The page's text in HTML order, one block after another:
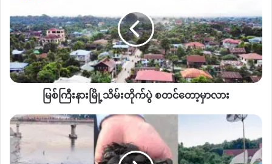
စုဆောင်းတာကို ကျနော်တို့လီဆူတစ်မျိုးသား လုံးအနေနဲ့ ထောက်ခံ
မှုမရှိပါဘူး။ သူ့ရဲ့သစ္စာခံတစ်ချို့ပဲအနည်းအကျဥ်းတော့ထောက်ခံ
ကောင်းထောက်ခံလိမ့် မယ်။ ဘာ့ကြောင်မို့မထောက်ခံဘူးလဲဆိုတာ
တော့ ကျနော်တို့လီဆူလူမျိုးတွေရဲ့ပင်ကိုယ်စရိုက်က ငြိမ်းချမ်းမှု ကို
လိုလားတဲ့ လူမျိုးဖြစ်တယ်။ ဘာသာရေးဘက်မှာအားသန်တယ်။ ဒါ့
ကြောင့်မို့ လီဆူလူမျိုးအနေနဲ့ လုံးဝ ထောက်ခံမှုမရှိဘူးလို့ ကျနော်ရဲရဲ
ပြောနိုင်တာဖြစ်ပါတယ်။
ဦးရွှေမင်းအနေနဲ့ မြန်မာနိုင်ငံလီဆူစစ်တပ်ဖွဲ့စည်းဖို့
အတင်းအဓမ္မ
ထုတ်ပြန်တာဘာ့ကြောင့်လို့ မြင်ပါလဲ?
မြို့
သိမ်းတိုက်
ပွဲ
စတင်
တော့
မှာ
မြစ်ကြီးနားမြို့သိမ်းတိုက်ပွဲ စတင်တော့မှာလား
ပူ
တာ
အို
မှာ